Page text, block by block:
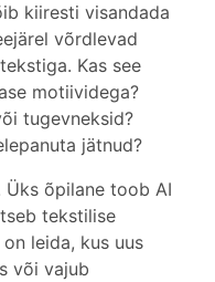
kiiresti visandada
võrdlevad
Kas see
motiividega?
tugevneksid?
jätnud?
õpilane toob AI
tekstilise
leida, kus uus
või vajub